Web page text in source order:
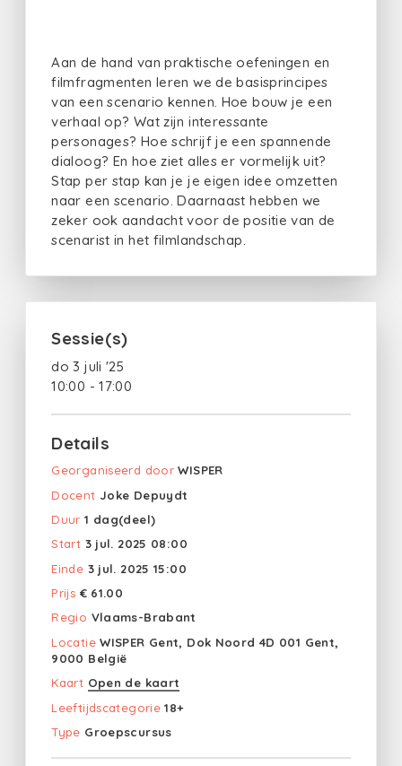
Aan de hand van praktische oefeningen en
filmfragmenten leren we de basisprincipes
van een scenario kennen. Hoe bouw je een
verhaal op? Wat zijn interessante
personages? Hoe schrijf je een spannende
dialoog? En hoe ziet alles er vormelijk uit?
Stap per stap kan je je eigen idee omzetten
naar een scenario. Daarnaast hebben we
zeker ook aandacht voor de positie van de
scenarist in het filmlandschap.
Sessie(s)
do 3 juli '25
10:00 - 17:00
Details
Georganiseerd door WISPER
Docent Joke Depuydt
Duur 1 dag(deel)
Start 3 jul. 2025 08:00
Einde 3 jul. 2025 15:00
Prijs € 61.00
Regio Vlaams-Brabant
Locatie WISPER Gent, Dok Noord 4D 001 Gent,
9000 België
Kaart Open de kaart
Leeftijdscategorie 18+
Type Groepscursus